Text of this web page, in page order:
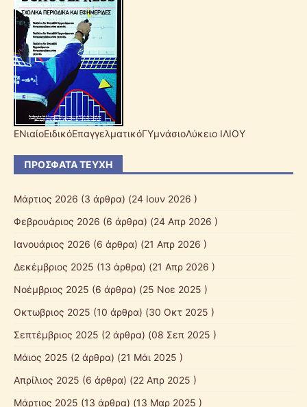
ΕΝιαίοΕιδικόΕπαγγελματικόΓΥμνάσιοΛύκειο ΙΛΙΟΥ
ΠΡΌΣΦΑΤΑ ΤΕΎΧΗ
Μάρτιος 2026 (3 άρθρα) (24 Ιουν 2026 )
Φεβρουάριος 2026 (6 άρθρα) (24 Απρ 2026 )
Ιανουάριος 2026 (6 άρθρα) (21 Απρ 2026 )
Δεκέμβριος 2025 (13 άρθρα) (21 Απρ 2026 )
Νοέμβριος 2025 (6 άρθρα) (25 Νοε 2025 )
Οκτωβριος 2025 (10 άρθρα) (30 Οκτ 2025 )
Σεπτέμβριος 2025 (2 άρθρα) (08 Σεπ 2025 )
Mάιος 2025 (2 άρθρα) (21 Μάι 2025 )
Απρίλιος 2025 (6 άρθρα) (22 Απρ 2025 )
Μάρτιος 2025 (13 άρθρα) (13 Μαρ 2025 )